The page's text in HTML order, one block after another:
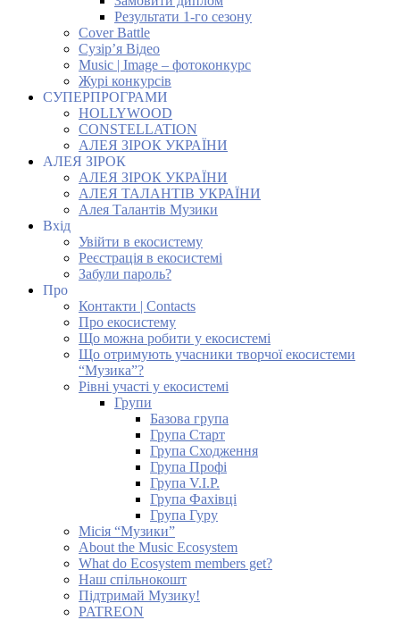
Результати 1-го сезону
Cover Battle
Сузір’я Відео
Music | Image – фотоконкурс
Журі конкурсів
СУПЕРПРОГРАМИ
HOLLYWOOD
CONSTELLATION
АЛЕЯ ЗІРОК УКРАЇНИ
АЛЕЯ ЗІРОК
АЛЕЯ ЗІРОК УКРАЇНИ
АЛЕЯ ТАЛАНТІВ УКРАЇНИ
Алея Талантів Музики
Вхід
Увійти в екосистему
Реєстрація в екосистемі
Забули пароль?
Про
Контакти | Contacts
Про екосистему
Що можна робити у екосистемі
Що отримують учасники творчої екосистеми
“Музика”?
Рівні участі у екосистемі
Групи
Базова група
Група Старт
Група Сходження
Група Профі
Група V.I.P.
Група Фахівці
Група Гуру
Місія “Музики”
About the Music Ecosystem
What do Ecosystem members get?
Наш спільнокошт
Підтримай Музику!
PATREON